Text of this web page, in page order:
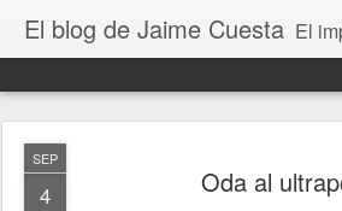
El blog de Jaime Cuesta El impacto de
SEP
4 Oda al